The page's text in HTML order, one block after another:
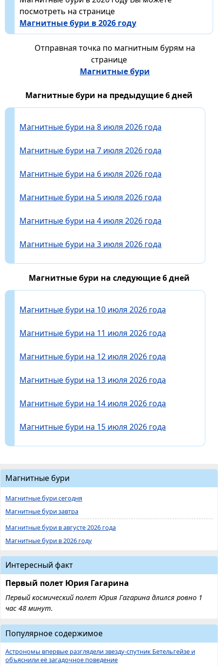
посмотреть на странице
Магнитные бури в 2026 году
Отправная точка по магнитным бурям на
странице
Магнитные бури
Магнитные бури на предыдущие 6 дней
Магнитные бури на 8 июля 2026 года
Магнитные бури на 7 июля 2026 года
Магнитные бури на 6 июля 2026 года
Магнитные бури на 5 июля 2026 года
Магнитные бури на 4 июля 2026 года
Магнитные бури на 3 июля 2026 года
Магнитные бури на следующие 6 дней
Магнитные бури на 10 июля 2026 года
Магнитные бури на 11 июля 2026 года
Магнитные бури на 12 июля 2026 года
Магнитные бури на 13 июля 2026 года
Магнитные бури на 14 июля 2026 года
Магнитные бури на 15 июля 2026 года
Магнитные бури
Магнитные бури сегодня
Магнитные бури завтра
Магнитные бури в августе 2026 года
Магнитные бури в 2026 году
Интересный факт
Первый полет Юрия Гагарина
Первый космический полет Юрия Гагарина длился ровно 1
час 48 минут.
Популярное содержимое
Астрономы впервые разглядели звезду-спутник Бетельгейзе и
объяснили её загадочное поведение